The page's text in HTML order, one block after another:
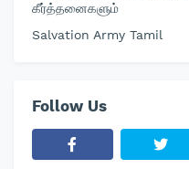
கீர்த்தனைகளும்
Salvation Army Tamil
Follow Us